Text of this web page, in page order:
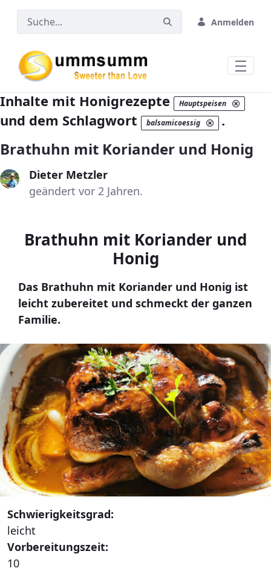
Zum Hauptinhalt springen
Anmelden
Inhalte mit Honigrezepte Hauptspeisen
und dem Schlagwort balsamicoessig .
Brathuhn mit Koriander und Honig
Dieter Metzler
geändert vor 2 Jahren.
Brathuhn mit Koriander und
Honig
Das Brathuhn mit Koriander und Honig ist
leicht zubereitet und schmeckt der ganzen
Familie.
Schwierigkeitsgrad:
leicht
Vorbereitungszeit:
10